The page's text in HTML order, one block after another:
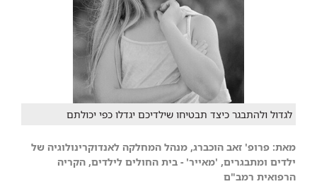
לגדול ולהתבגר כיצד תבטיחו שילדיכם יגדלו כפי יכולתם
מאת: פרופ' זאב הוכברג, מנהל המחלקה לאנדוקרינולוגיה של
ילדים ומתבגרים, 'מאייר' - בית החולים לילדים, הקריה
הרפואית רמב"ם